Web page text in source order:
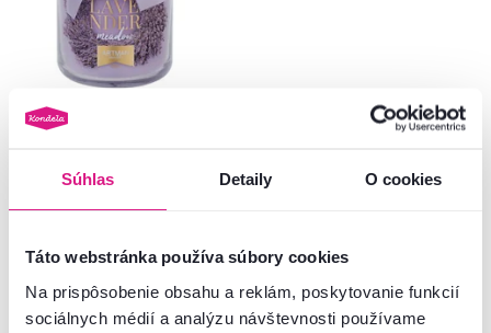
Súhlas Detaily O cookies
Táto webstránka používa súbory cookies
Na prispôsobenie obsahu a reklám, poskytovanie funkcií
sociálnych médií a analýzu návštevnosti používame
5,0 5
Sviečka v skle, fialová, celoročná,
13,50 €
8 Farba - detailná